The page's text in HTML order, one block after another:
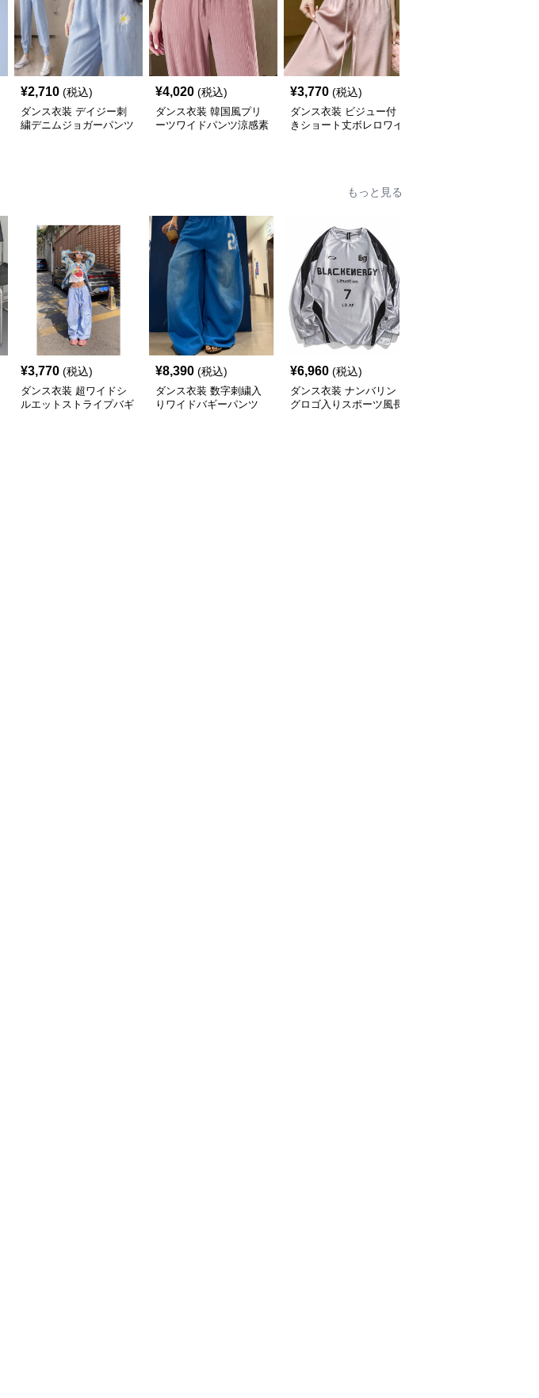
¥2,710 (税込)
ダンス衣装 デイジー刺
繍デニムジョガーパンツ
¥4,020 (税込)
ダンス衣装 韓国風プリ
ーツワイドパンツ涼感素
¥3,770 (税込)
ダンス衣装 ビジュー付
きショート丈ボレロワイ
もっと見る
¥3,770 (税込)
ダンス衣装 超ワイドシ
ルエットストライプバギ
¥8,390 (税込)
ダンス衣装 数字刺繍入
りワイドバギーパンツ
¥6,960 (税込)
ダンス衣装 ナンバリン
グロゴ入りスポーツ風長